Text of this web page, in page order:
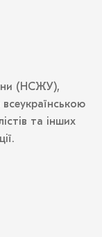
(НСЖУ),
та інших